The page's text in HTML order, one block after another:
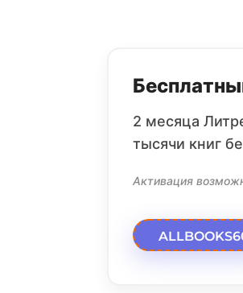
2 месяца
тысячи книг
Активация